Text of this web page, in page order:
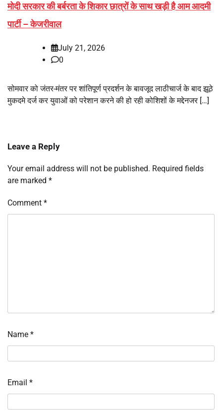
मोदी सरकार की बर्बरता के शिकार छात्रों के साथ खड़ी है आम आदमी
पार्टी – केजरीवाल
July 21, 2026
0
सोमवार को जंतर-मंतर पर शांतिपूर्ण प्रदर्शन के बावजूद लाठीचार्ज के बाद झूठे
मुकदमे दर्ज कर युवाओं को परेशान करने की हो रही कोशिशों के मद्देनजर […]
Leave a Reply
Your email address will not be published. Required fields
are marked *
Comment *
Name *
Email *